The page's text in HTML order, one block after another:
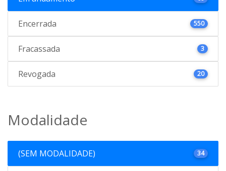
Encerrada 550
Fracassada 3
Revogada 20
Modalidade
(SEM MODALIDADE) 34